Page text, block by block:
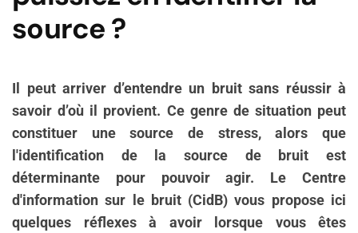
source ?
Il peut arriver d’entendre un bruit sans réussir à
savoir d’où il provient. Ce genre de situation peut
constituer une source de stress, alors que
l'identification de la source de bruit est
déterminante pour pouvoir agir. Le Centre
d'information sur le bruit (CidB) vous propose ici
quelques réflexes à avoir lorsque vous êtes